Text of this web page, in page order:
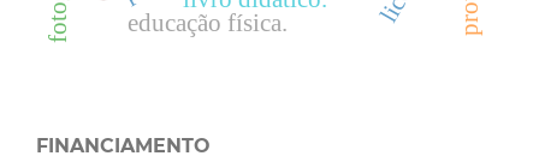
educação física.
FINANCIAMENTO